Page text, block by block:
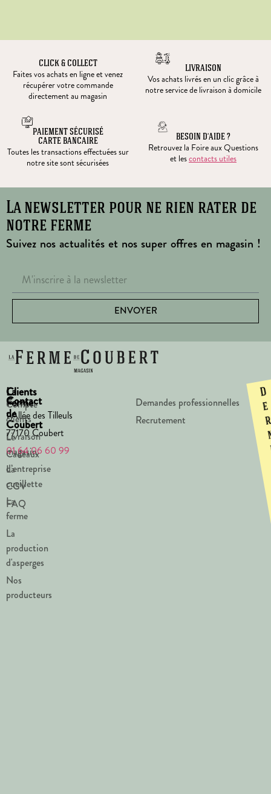
CLICK & COLLECT
Faites vos achats en ligne et venez
récupérer votre commande
directement au magasin
LIVRAISON
Vos achats livrés en un clic grâce à
notre service de livraison à domicile
PAIEMENT SÉCURISÉ
CARTE BANCAIRE
Toutes les transactions effectuées sur
notre site sont sécurisées
BESOIN D’AIDE ?
Retrouvez la Foire aux Questions
et lescontacts utiles
La newsletter pour ne rien rater de
notre ferme
Suivez nos actualités et nos super offres en magasin !
ENVOYER
La
Ferme
de
Coubert
Le
magasin
La
cueillette
La
ferme
La
production
d'asperges
Nos
producteurs
Clients
Compte
clients
Livraison
Cadeaux
d’entreprise
CGV
FAQ
Contact
1 Allée des Tilleuls
77170 Coubert
01 64 06 60 99
Demandes professionnelles
Recrutement
D
e